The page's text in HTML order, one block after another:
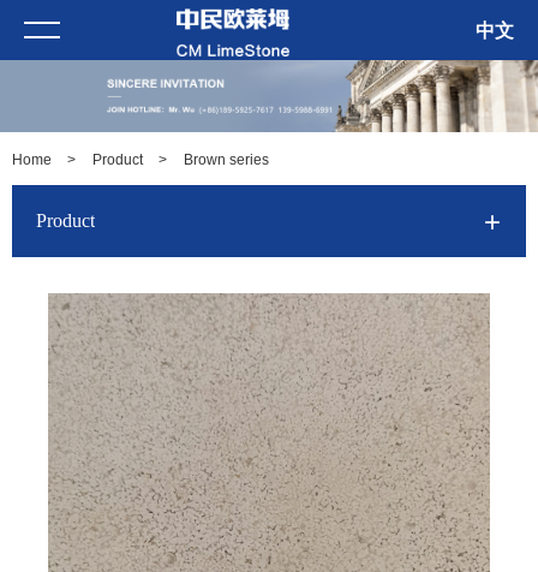
中文
Home > Product > Brown series
Product